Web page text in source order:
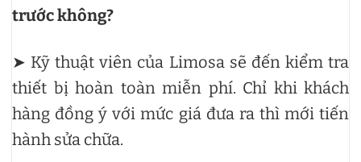
trước không?
➤ Kỹ thuật viên của Limosa sẽ đến kiểm tra
thiết bị hoàn toàn miễn phí. Chỉ khi khách
hàng đồng ý với mức giá đưa ra thì mới tiến
hành sửa chữa.